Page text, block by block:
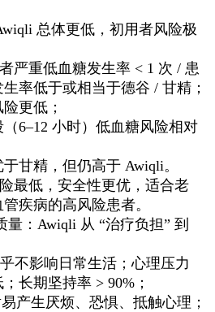
总体更低，初用者风险极
严重低血糖发生率 < 1 次 / 患
率低于或相当于德谷 / 甘精；
更低；
6–12 小时）低血糖风险相对
甘精，但仍高于 Awiqli。
最低，安全性更优，适合老
疾病的高风险患者。
：Awiqli 从 “治疗负担” 到
不影响日常生活；心理压力
长期坚持率 > 90%；
产生厌烦、恐惧、抵触心理；